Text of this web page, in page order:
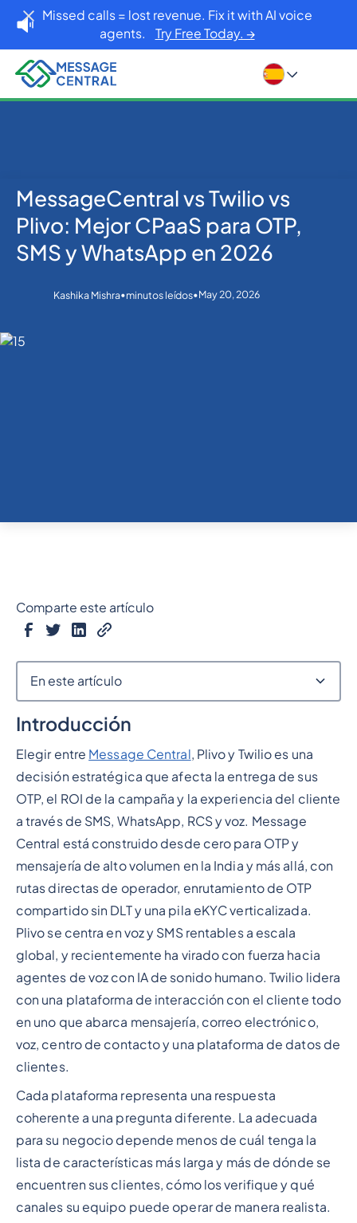
Missed calls = lost revenue. Fix it with AI voice
agents. Try Free Today. →
Inicio Blog
SMS APIs
MessageCentral vs Twilio vs Plivo: Mejor CPaaS para
OTP, SMS y WhatsApp en 2026
MessageCentral vs Twilio vs
Plivo: Mejor CPaaS para OTP,
SMS y WhatsApp en 2026
Kashika Mishra•minutos leídos•May 20, 2026
Introducción
Elegir entre Message Central, Plivo y Twilio es una
decisión estratégica que afecta la entrega de sus
OTP, el ROI de la campaña y la experiencia del cliente
a través de SMS, WhatsApp, RCS y voz. Message
Central está construido desde cero para OTP y
mensajería de alto volumen en la India y más allá, con
rutas directas de operador, enrutamiento de OTP
compartido sin DLT y una pila eKYC verticalizada.
Plivo se centra en voz y SMS rentables a escala
global, y recientemente ha virado con fuerza hacia
agentes de voz con IA de sonido humano. Twilio lidera
con una plataforma de interacción con el cliente todo
en uno que abarca mensajería, correo electrónico,
voz, centro de contacto y una plataforma de datos de
clientes.
Cada plataforma representa una respuesta
coherente a una pregunta diferente. La adecuada
para su negocio depende menos de cuál tenga la
lista de características más larga y más de dónde se
encuentren sus clientes, cómo los verifique y qué
canales su equipo puede operar de manera realista.
Comparte este artículo
En este artículo
Epígrafe 2